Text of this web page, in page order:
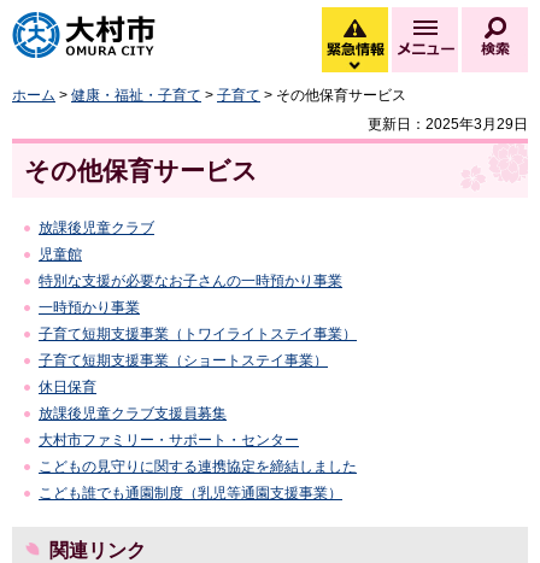
大村市
緊急情報
緊急情報を開く
メニュー
ホーム > 健康・福祉・子育て > 子育て > その他保育サービス
更新日：2025年3月29日
その他保育サービス
放課後児童クラブ
児童館
特別な支援が必要なお子さんの一時預かり事業
一時預かり事業
子育て短期支援事業（トワイライトステイ事業）
子育て短期支援事業（ショートステイ事業）
休日保育
放課後児童クラブ支援員募集
大村市ファミリー・サポート・センター
こどもの見守りに関する連携協定を締結しました
こども誰でも通園制度（乳児等通園支援事業）
関連リンク